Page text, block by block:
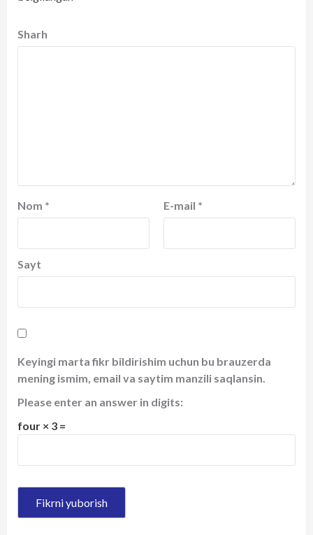
Sharh
Nom * E-mail *
Sayt
Keyingi marta fikr bildirishim uchun bu brauzerda
mening ismim, email va saytim manzili saqlansin.
Please enter an answer in digits:
four × 3 =